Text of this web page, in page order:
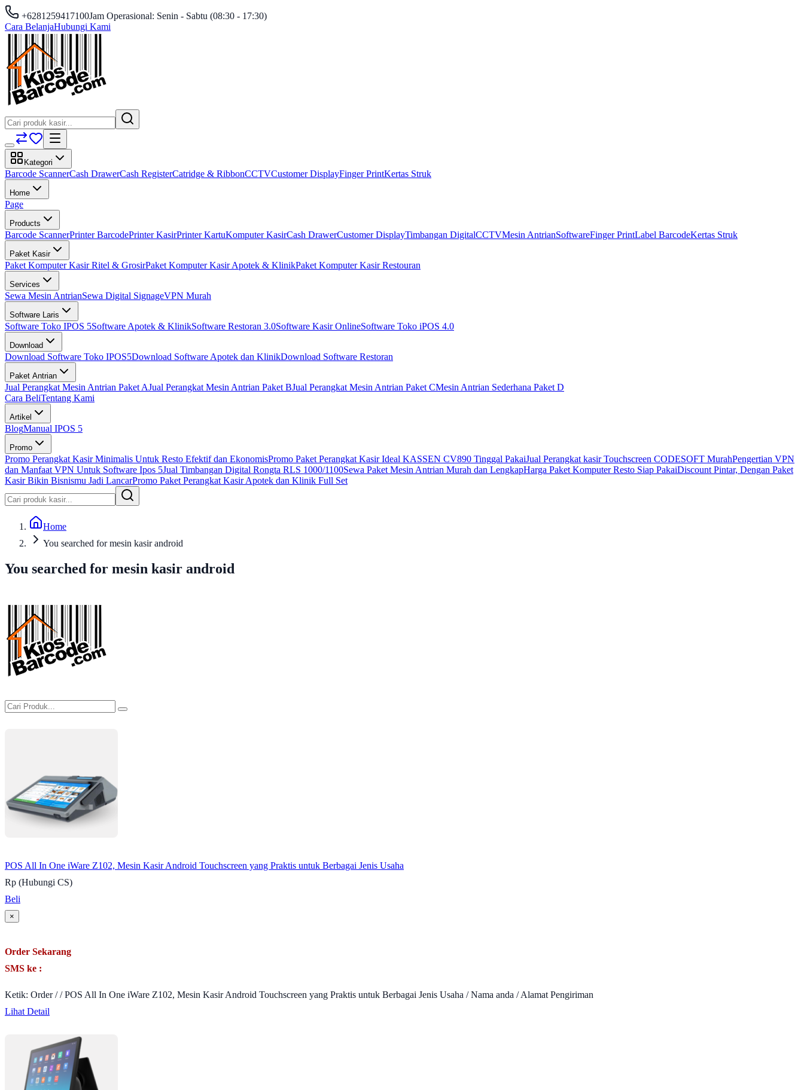
+6281259417100Jam Operasional: Senin - Sabtu (08:30 - 17:30)
Cara BelanjaHubungi Kami
Kategori
Barcode ScannerCash DrawerCash RegisterCatridge & RibbonCCTVCustomer DisplayFinger PrintKertas Struk
Home
Page
Products
Barcode ScannerPrinter BarcodePrinter KasirPrinter KartuKomputer KasirCash DrawerCustomer DisplayTimbangan DigitalCCTVMesin AntrianSoftwareFinger PrintLabel BarcodeKertas Struk
Paket Kasir
Paket Komputer Kasir Ritel & GrosirPaket Komputer Kasir Apotek & KlinikPaket Komputer Kasir Restouran
Services
Sewa Mesin AntrianSewa Digital SignageVPN Murah
Software Laris
Software Toko IPOS 5Software Apotek & KlinikSoftware Restoran 3.0Software Kasir OnlineSoftware Toko iPOS 4.0
Download
Download Software Toko IPOS5Download Software Apotek dan KlinikDownload Software Restoran
Paket Antrian
Jual Perangkat Mesin Antrian Paket AJual Perangkat Mesin Antrian Paket BJual Perangkat Mesin Antrian Paket CMesin Antrian Sederhana Paket D
Cara BeliTentang Kami
Artikel
BlogManual IPOS 5
Promo
Promo Perangkat Kasir Minimalis Untuk Resto Efektif dan EkonomisPromo Paket Perangkat Kasir Ideal KASSEN CV890 Tinggal PakaiJual Perangkat kasir Touchscreen CODESOFT MurahPengertian VPN
dan Manfaat VPN Untuk Software Ipos 5Jual Timbangan Digital Rongta RLS 1000/1100Sewa Paket Mesin Antrian Murah dan LengkapHarga Paket Komputer Resto Siap PakaiDiscount Pintar, Dengan Paket
Kasir Bikin Bisnismu Jadi LancarPromo Paket Perangkat Kasir Apotek dan Klinik Full Set
Home
You searched for mesin kasir android
You searched for mesin kasir android
POS All In One iWare Z102, Mesin Kasir Android Touchscreen yang Praktis untuk Berbagai Jenis Usaha
Rp (Hubungi CS)
Beli
×
Order Sekarang
SMS ke :
Ketik: Order / / POS All In One iWare Z102, Mesin Kasir Android Touchscreen yang Praktis untuk Berbagai Jenis Usaha / Nama anda / Alamat Pengiriman
Lihat Detail